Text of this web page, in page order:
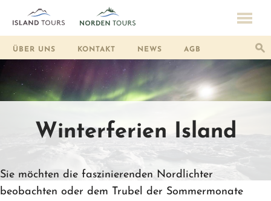
ÜBER UNS KONTAKT NEWS AGB
Winterferien Island
Sie möchten die faszinierenden Nordlichter
beobachten oder dem Trubel der Sommermonate